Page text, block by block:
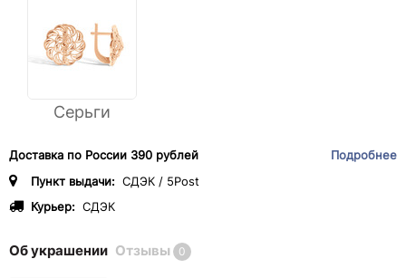
Серьги
Доставка по России 390 рублей
Подробнее
Пункт выдачи: СДЭК / 5Post
Курьер: СДЭК
Об украшении Отзывы 0